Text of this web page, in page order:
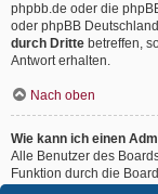
phpbb.de oder die
oder phpBB
durch Dritte betreffen,
Antwort erhalten.
Nach oben
Wie kann ich einen
Alle Benutzer des
Funktion durch die
Mitglieder des Boards